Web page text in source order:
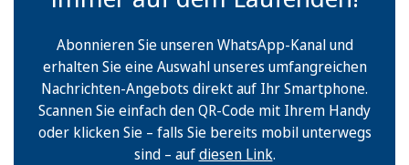
Abonnieren Sie unseren WhatsApp-Kanal und
erhalten Sie eine Auswahl unseres umfangreichen
Nachrichten-Angebots direkt auf Ihr Smartphone.
Scannen Sie einfach den QR-Code mit Ihrem Handy
oder klicken Sie – falls Sie bereits mobil unterwegs
sind – aufdiesen Link.